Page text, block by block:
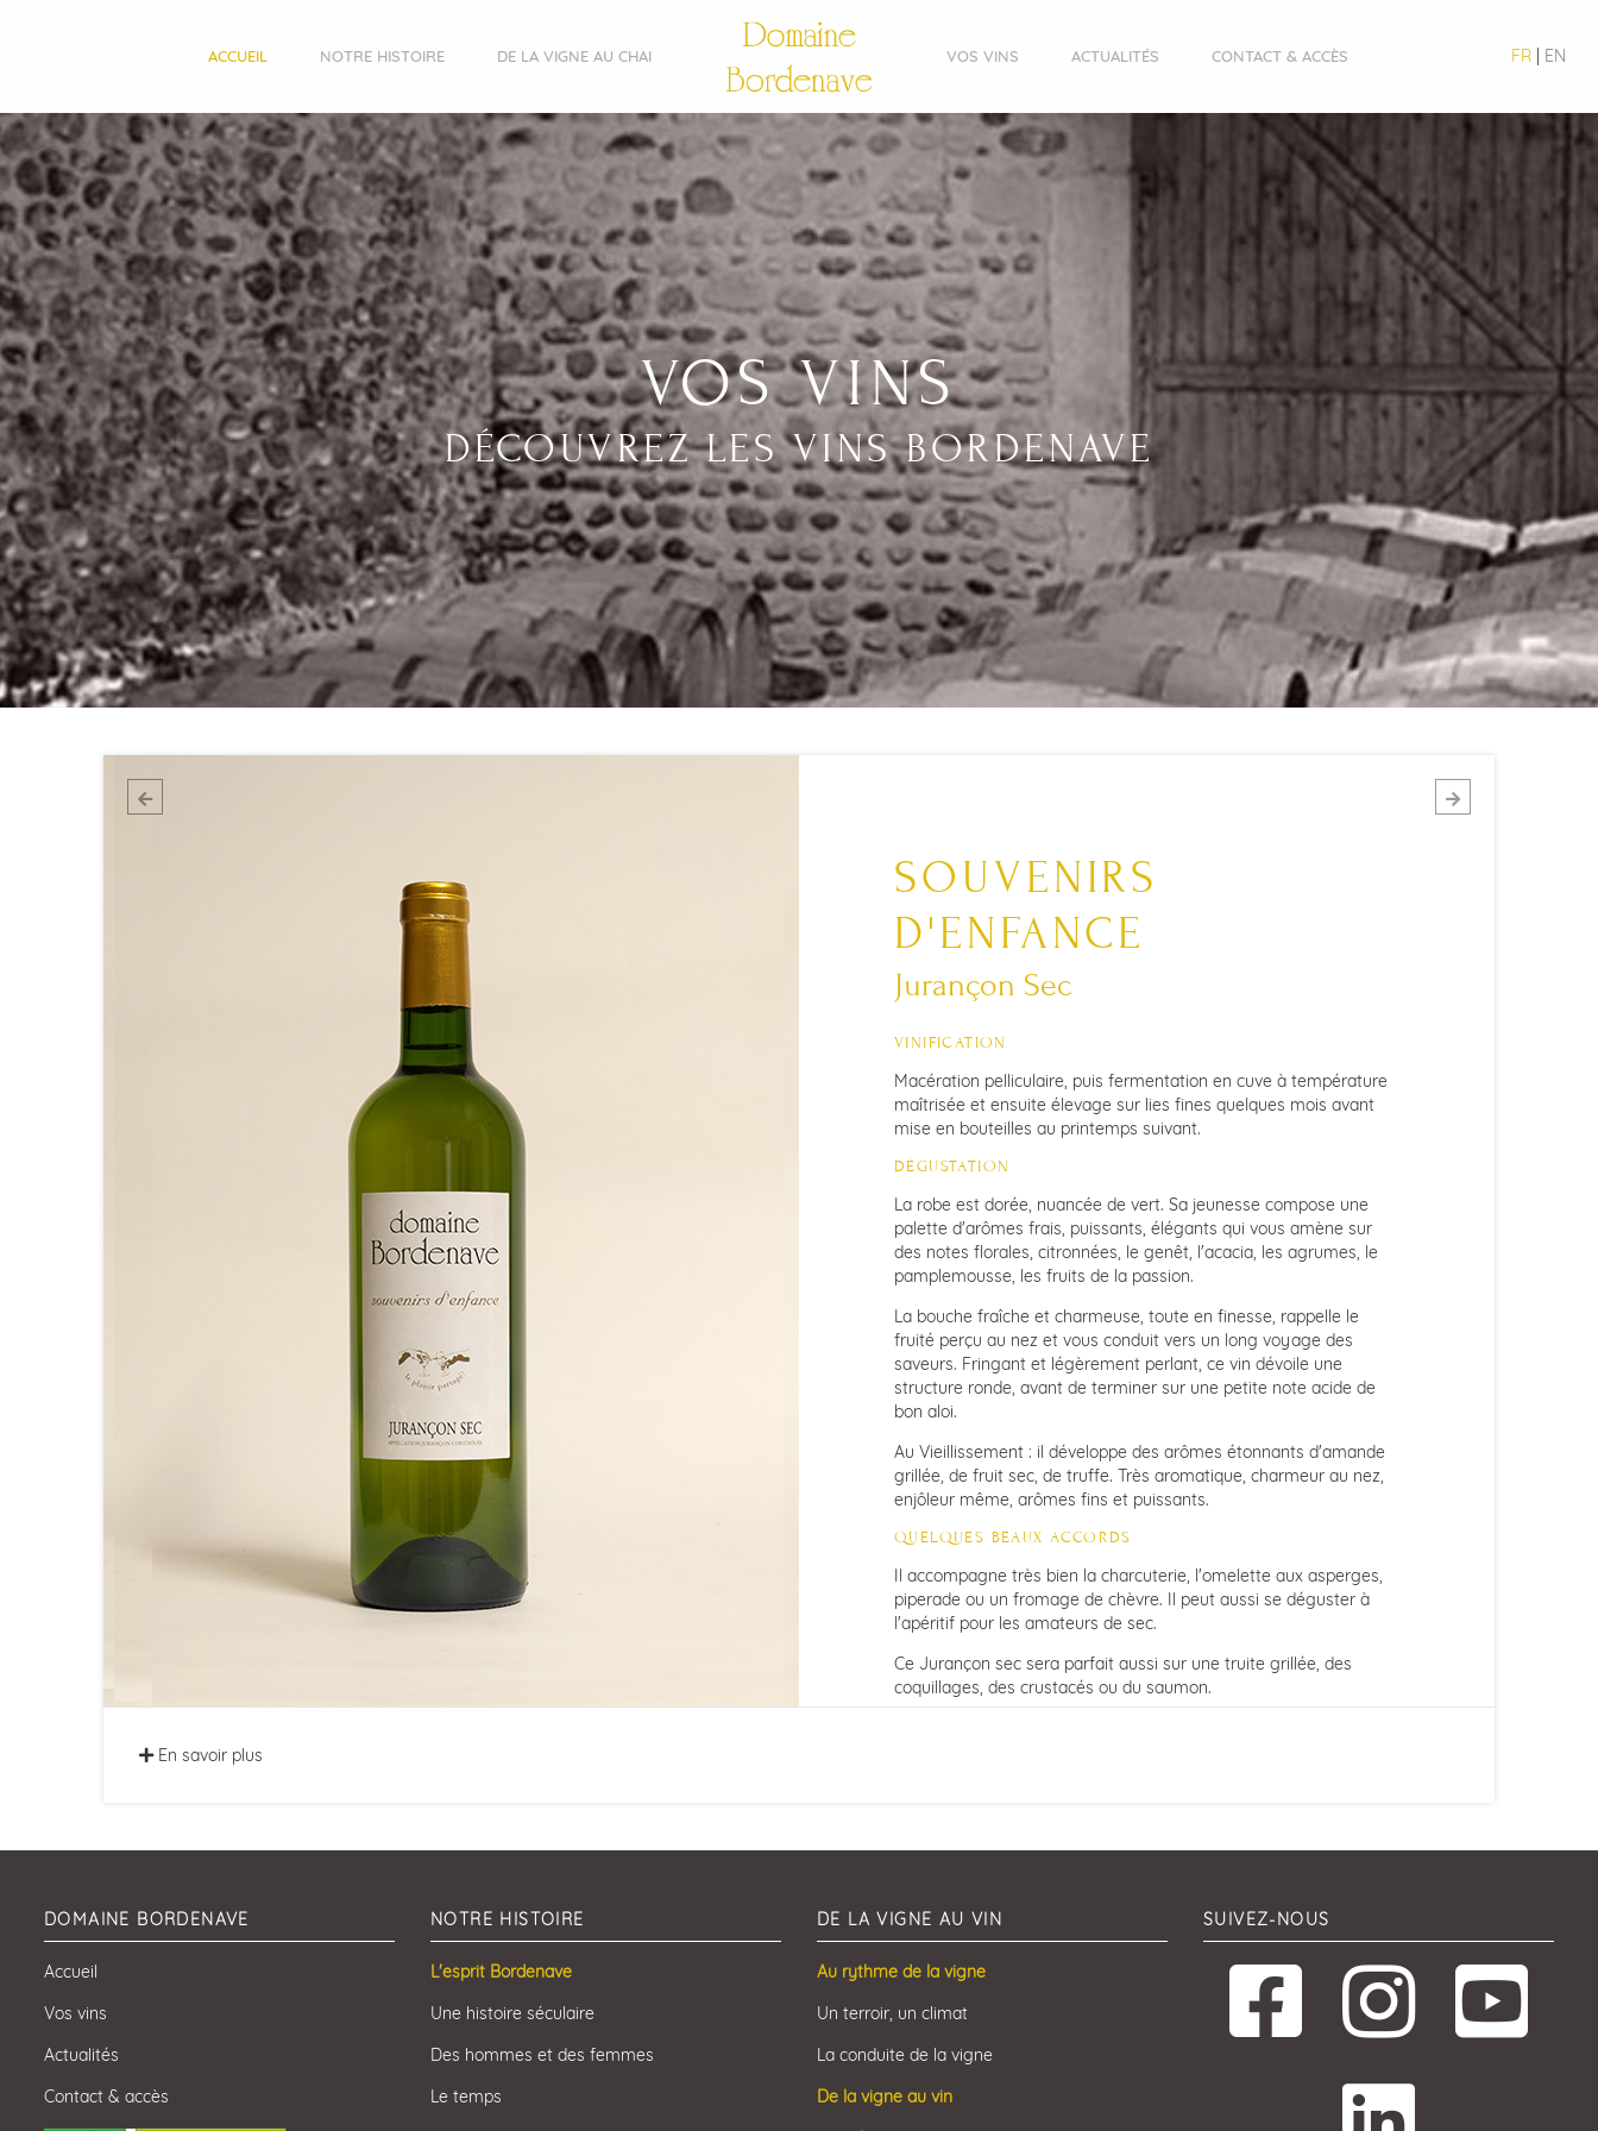
ACCUEIL NOTRE HISTOIRE DE LA VIGNE AU CHAI VOS VINS ACTUALITÉS CONTACT & ACCÈS FR EN
VOS VINS
DÉCOUVREZ LES VINS BORDENAVE
SOUVENIRS
D'ENFANCE
Jurançon Sec
VINIFICATION
Macération pelliculaire, puis fermentation en cuve à température
maîtrisée et ensuite élevage sur lies fines quelques mois avant
mise en bouteilles au printemps suivant.
DÉGUSTATION
La robe est dorée, nuancée de vert. Sa jeunesse compose une
palette d'arômes frais, puissants, élégants qui vous amène sur
des notes florales, citronnées, le genêt, l'acacia, les agrumes, le
pamplemousse, les fruits de la passion.
La bouche fraîche et charmeuse, toute en finesse, rappelle le
fruité perçu au nez et vous conduit vers un long voyage des
saveurs. Fringant et légèrement perlant, ce vin dévoile une
structure ronde, avant de terminer sur une petite note acide de
bon aloi.
Au Vieillissement : il développe des arômes étonnants d'amande
grillée, de fruit sec, de truffe. Très aromatique, charmeur au nez,
enjôleur même, arômes fins et puissants.
QUELQUES BEAUX ACCORDS
Il accompagne très bien la charcuterie, l'omelette aux asperges,
piperade ou un fromage de chèvre. Il peut aussi se déguster à
l'apéritif pour les amateurs de sec.
Ce Jurançon sec sera parfait aussi sur une truite grillée, des
coquillages, des crustacés ou du saumon.
En savoir plus
DOMAINE BORDENAVE
Accueil
Vos vins
Actualités
Contact & accès
NOTRE HISTOIRE
L'esprit Bordenave
Une histoire séculaire
Des hommes et des femmes
Le temps
DE LA VIGNE AU VIN
Au rythme de la vigne
Un terroir, un climat
La conduite de la vigne
De la vigne au vin
SUIVEZ-NOUS